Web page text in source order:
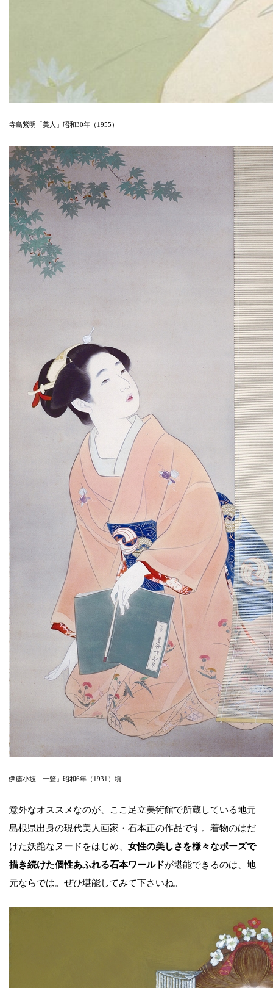
寺島紫明「美人」昭和30年（1955）
伊藤小坡「一聲」昭和6年（1931）頃
意外なオススメなのが、ここ足立美術館で所蔵している地元
島根県出身の現代美人画家・石本正の作品です。着物のはだ
けた妖艶なヌードをはじめ、 女性の美しさを様々なポーズで
描き続けた個性あふれる石本ワールドが堪能できるのは、地
元ならでは。ぜひ堪能してみて下さいね。